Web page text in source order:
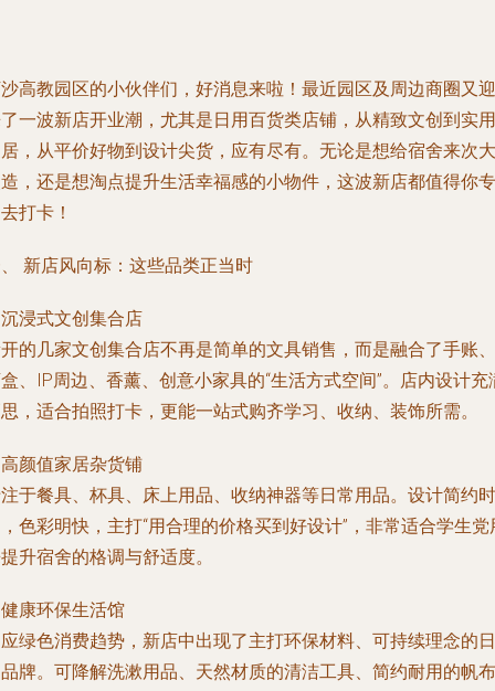
高教园区的小伙伴们，好消息来啦！最近园区及周边商圈又迎
一波新店开业潮，尤其是日用百货类店铺，从精致文创到实用
，从平价好物到设计尖货，应有尽有。无论是想给宿舍来次大
，还是想淘点提升生活幸福感的小物件，这波新店都值得你专
打卡！
新店风向标：这些品类正当时
沉浸式文创集合店
的几家文创集合店不再是简单的文具销售，而是融合了手账、
、IP周边、香薰、创意小家具的“生活方式空间”。店内设计充
，适合拍照打卡，更能一站式购齐学习、收纳、装饰所需。
高颜值家居杂货铺
于餐具、杯具、床上用品、收纳神器等日常用品。设计简约时
色彩明快，主打“用合理的价格买到好设计”，非常适合学生党
升宿舍的格调与舒适度。
健康环保生活馆
绿色消费趋势，新店中出现了主打环保材料、可持续理念的日
牌。可降解洗漱用品、天然材质的清洁工具、简约耐用的帆布